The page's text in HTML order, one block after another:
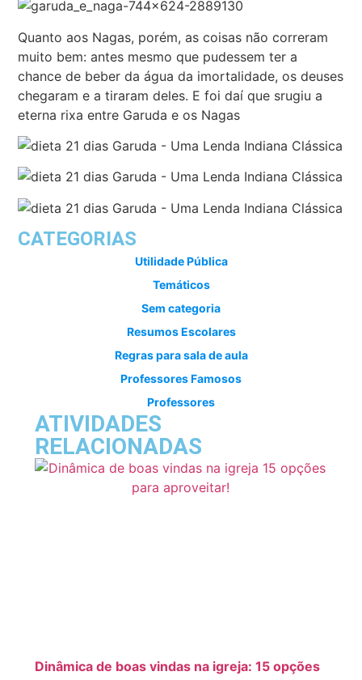
Quanto aos Nagas, porém, as coisas não correram
muito bem: antes mesmo que pudessem ter a
chance de beber da água da imortalidade, os deuses
chegaram e a tiraram deles. E foi daí que srugiu a
eterna rixa entre Garuda e os Nagas
CATEGORIAS
Utilidade Pública
Temáticos
Sem categoria
Resumos Escolares
Regras para sala de aula
Professores Famosos
Professores
ATIVIDADES
RELACIONADAS
Dinâmica de boas vindas na igreja: 15 opções